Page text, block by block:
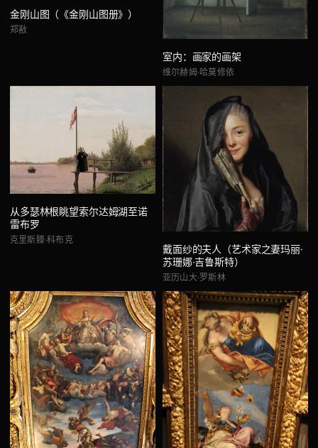
金刚山图（《金刚山图册》）
郑敾
室内：画家的画架
维尔赫姆·哈莫修依
从多瑟林根眺望索尔达姆湖至诺
雷布罗
克里斯滕·科布克
戴面纱的夫人（艺术家之妻玛丽·
苏珊娜·吉鲁斯特）
亚历山大·罗斯林